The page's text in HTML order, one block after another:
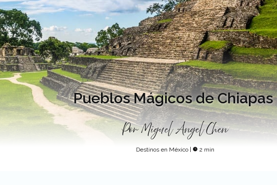
Pueblos Mágicos de Chiapas
PorMiguel Angel Chen
Destinos en México 2 min